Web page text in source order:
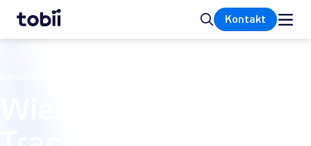
Startseite SucheKontakt